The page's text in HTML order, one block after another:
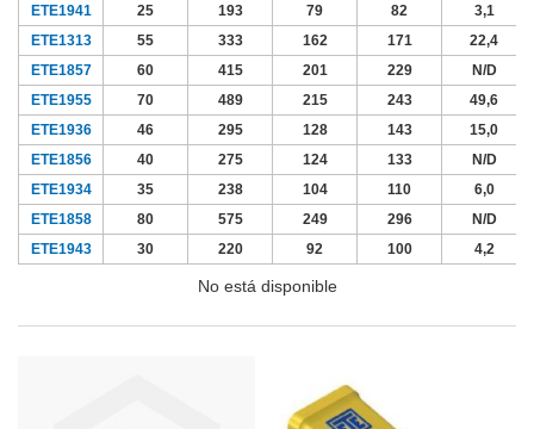
ETE1941
25 193 79 82
3,1
ETE1313
55 333 162 171
22,4
ETE1857
60 415 201 229
N/D
ETE1955
70 489 215 243
49,6
ETE1936
46 295 128 143
15,0
ETE1856
40 275 124 133
N/D
ETE1934
35 238 104 110
6,0
ETE1858
80 575 249 296
N/D
ETE1943
30 220 92 100 4,2
No está disponible